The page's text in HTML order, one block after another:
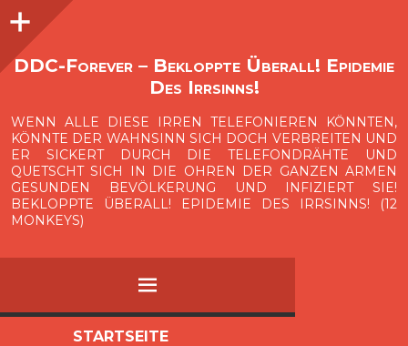
O
p
e
n
i
d
e
b
a
DDC-Forever – Bekloppte Überall! Epidemie
Des Irrsinns!
WENN ALLE DIESE IRREN TELEFONIEREN KÖNNTEN,
KÖNNTE DER WAHNSINN SICH DOCH VERBREITEN UND
ER SICKERT DURCH DIE TELEFONDRÄHTE UND
QUETSCHT SICH IN DIE OHREN DER GANZEN ARMEN
GESUNDEN BEVÖLKERUNG UND INFIZIERT SIE!
BEKLOPPTE ÜBERALL! EPIDEMIE DES IRRSINNS! (12
MONKEYS)
MENÜ
STARTSEITE
Seitenleiste